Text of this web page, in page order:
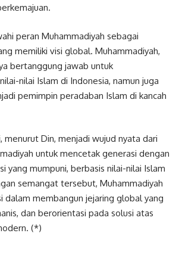
peran Muhammadiyah sebagai
memiliki visi global. Muhammadiyah,
bertanggung jawab untuk
nilai Islam di Indonesia, namun juga
pemimpin peradaban Islam di kancah
menurut Din, menjadi wujud nyata dari
untuk mencetak generasi dengan
yang mumpuni, berbasis nilai-nilai Islam
semangat tersebut, Muhammadiyah
dalam membangun jejaring global yang
dan berorientasi pada solusi atas
(*)